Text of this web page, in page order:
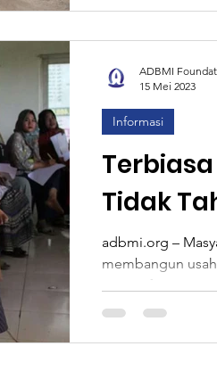
Tidak
Usaha
adbmi.org –
membangun
geografis yang
Informasi
ADBMI
15 Mei 2023